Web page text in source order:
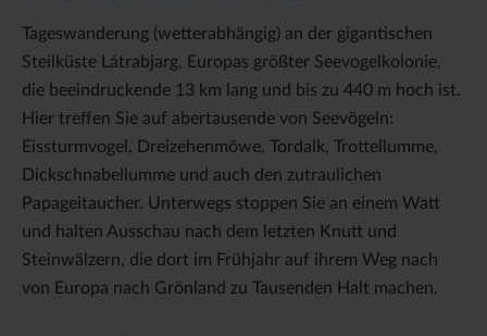
Tageswanderung (wetterabhängig) an der gigantischen
Steilküste Látrabjarg, Europas größter Seevogelkolonie,
die beeindruckende 13 km lang und bis zu 440 m hoch ist.
Hier treffen Sie auf abertausende von Seevögeln:
Eissturmvogel, Dreizehenmöwe, Tordalk, Trottellumme,
Dickschnabellumme und auch den zutraulichen
Papageitaucher. Unterwegs stoppen Sie an einem Watt
und halten Ausschau nach dem letzten Knutt und
Steinwälzern, die dort im Frühjahr auf ihrem Weg nach
von Europa nach Grönland zu Tausenden Halt machen.